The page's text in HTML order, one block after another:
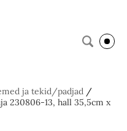
ja tekid/padjad /
230806-13, hall 35,5cm x